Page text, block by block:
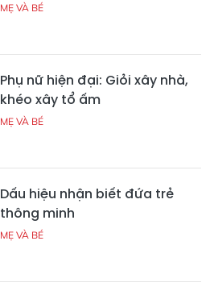
MẸ VÀ BÉ
Phụ nữ hiện đại: Giỏi xây nhà,
khéo xây tổ ấm
MẸ VÀ BÉ
Dấu hiệu nhận biết đứa trẻ
thông minh
MẸ VÀ BÉ